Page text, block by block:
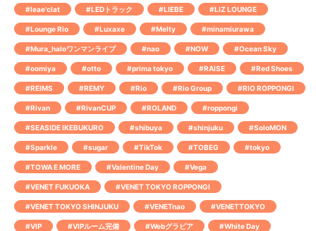
#leae'clat #LEDトラック #LIEBE #LIZ LOUNGE
#Lounge Rio #Luxaxe #Melty #minamiurawa
#Mura_haloワンマンライブ #nao #NOW #Ocean Sky
#oomiya #otto #prima tokyo #RAISE #Red Shoes
#REIMS #REMY #Rio #Rio Group #RIO ROPPONGI
#Rivan #RivanCUP #ROLAND #roppongi
#SEASIDE IKEBUKURO #shibuya #shinjuku #SoloMON
#Sparkle #sugar #TikTok #TOBEG #tokyo
#TOWA E MORE #Valentine Day #Vega
#VENET FUKUOKA #VENET TOKYO ROPPONGI
#VENET TOKYO SHINJUKU #VENETnao #VENETTOKYO
#VIP #VIPルーム完備 #Webグラビア #White Day